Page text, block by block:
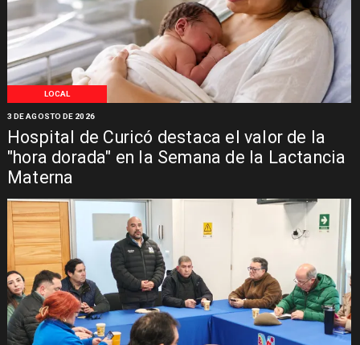
LOCAL
Hospital de Curicó destaca el valor de la
"hora dorada" en la Semana de la Lactancia
Materna
3 DE AGOSTO DE 2026